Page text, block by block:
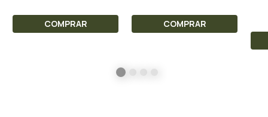
COMPRAR COMPRAR